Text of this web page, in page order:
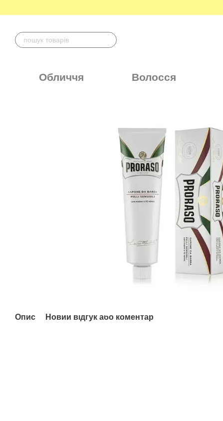
Обличчя Волосся
Опис Новий відгук або коментар